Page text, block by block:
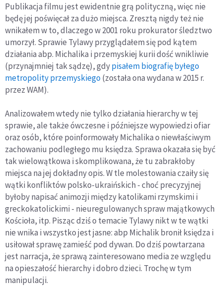
Publikacja filmu jest ewidentnie grą polityczną, więc nie
będę jej poświęcał za dużo miejsca. Zresztą nigdy też nie
wnikałem w to, dlaczego w 2001 roku prokurator śledztwo
umorzył. Sprawie Tylawy przyglądałem się pod kątem
działania abp. Michalika i przemyskiej kurii dość wnikliwie
(przynajmniej tak sądzę), gdypisałem biografię byłego
metropolity przemyskiego(została ona wydana w 2015 r.
przez WAM).
Analizowałem wtedy nie tylko działania hierarchy w tej
sprawie, ale także ówczesne i późniejsze wypowiedzi ofiar
oraz osób, które poinformowały Michalika o niewłaściwym
zachowaniu podległego mu księdza. Sprawa okazała się być
tak wielowątkowa i skomplikowana, że tu zabrakłoby
miejsca na jej dokładny opis. W tle molestowania czaiły się
wątki konfliktów polsko-ukraińskich - choć precyzyjnej
byłoby napisać animozji między katolikami rzymskimi i
greckokatolickimi - nieuregulowanych spraw majątkowych
Kościoła, itp. Pisząc dziś o temacie Tylawy nikt w te wątki
nie wnika i wszystko jest jasne: abp Michalik bronił księdza i
usiłował sprawę zamieść pod dywan. Do dziś powtarzana
jest narracja, że sprawą zainteresowano media ze względu
na opieszałość hierarchy i dobro dzieci. Trochę w tym
manipulacji.